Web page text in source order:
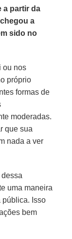
a partir da
a
sido no
ou nos
próprio
formas de
moderadas.
que sua
nada a ver
uma maneira
pública. Isso
bem